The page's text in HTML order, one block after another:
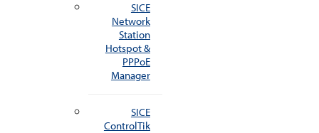
SICE
Network
Station
Hotspot &
PPPoE
Manager
SICE
ControlTik